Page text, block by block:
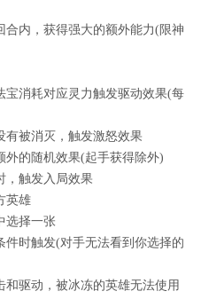
合内，获得强大的额外能力(限神
宝消耗对应灵力触发驱动效果(每
有被消灭，触发激怒效果
外的随机效果(起手获得除外)
，触发入局效果
英雄
选择一张
件时触发(对手无法看到你选择的
和驱动，被冰冻的英雄无法使用